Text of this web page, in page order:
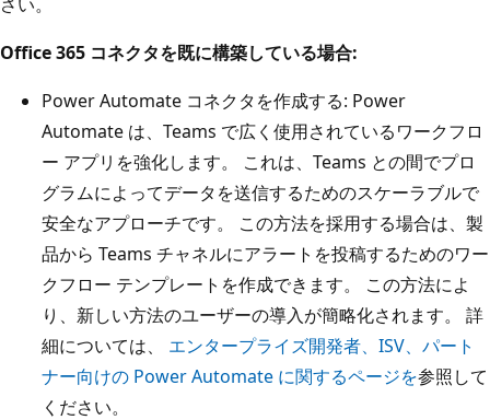
Office 365 コネクタを既に構築している場合:
Power Automate コネクタを作成する: Power
Automate は、Teams で広く使用されているワークフロ
ー アプリを強化します。 これは、Teams との間でプロ
グラムによってデータを送信するためのスケーラブルで
安全なアプローチです。 この方法を採用する場合は、製
品から Teams チャネルにアラートを投稿するためのワー
クフロー テンプレートを作成できます。 この方法によ
り、新しい方法のユーザーの導入が簡略化されます。 詳
細については、 エンタープライズ開発者、ISV、パート
ナー向けの Power Automate に関するページを参照して
ください。